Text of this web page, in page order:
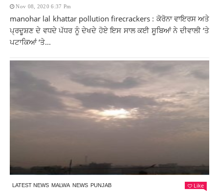
Nov 08, 2020 6:37 Pm
manohar lal khattar pollution firecrackers : ਕੋਰੋਨਾ ਵਾਇਰਸ ਅਤੇ
ਪ੍ਰਦੂਸ਼ਣ ਦੇ ਵਧਦੇ ਪੱਧਰ ਨੂੰ ਦੇਖਦੇ ਹੋਏ ਇਸ ਸਾਲ ਕਈ ਸੂਬਿਆਂ ਨੇ ਦੀਵਾਲੀ ‘ਤੇ
ਪਟਾਕਿਆਂ ‘ਤੇ...
LATEST NEWS MALWA NEWS PUNJAB Like